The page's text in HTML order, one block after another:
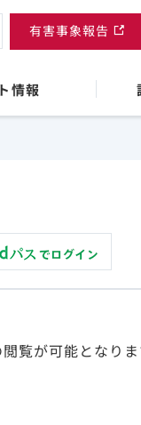
有害事象報告
情報
覧が可能となりま